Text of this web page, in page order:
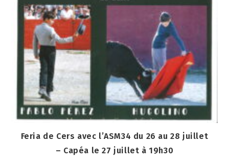
Feria de Cers avec l’ASM34 du 26 au 28 juillet
– Capéa le 27 juillet à 19h30